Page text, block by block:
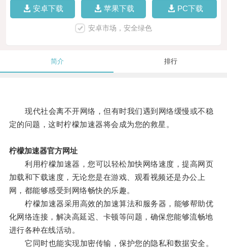
安卓下载 苹果下载 PC下载
安卓市场，安全绿色
简介 排行
现代社会离不开网络，但有时我们遇到网络缓慢或不稳
定的问题，这时柠檬加速器将会成为您的救星。
柠檬加速器官方网址
利用柠檬加速器，您可以轻松加快网络速度，提高网页
加载和下载速度，无论您是在游戏、观看视频还是办公上
网，都能够感受到网络畅快的乐趣。
柠檬加速器采用高效的加速算法和服务器，能够帮助优
化网络连接，解决高延迟、卡顿等问题，确保您能够流畅地
进行各种在线活动。
它同时也能实现加密传输，保护您的隐私和数据安全。